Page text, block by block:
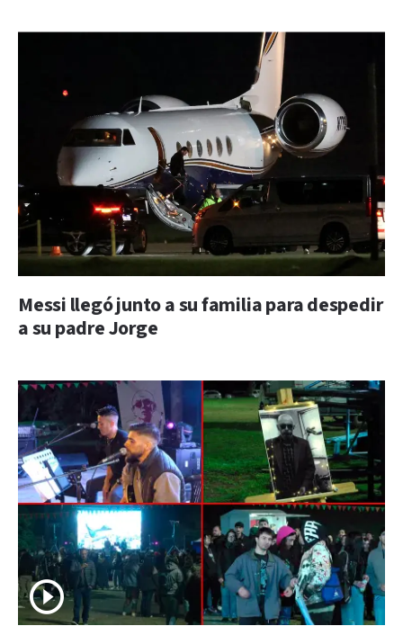
Messi llegó junto a su familia para despedir
a su padre Jorge